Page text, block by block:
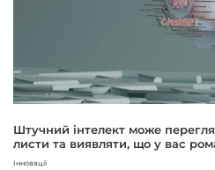
Штучний інтелект може
листи та виявляти, що у вас
Інновації